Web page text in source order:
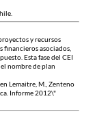
y recursos
asociados,
Esta fase del CEI
nombre de plan
Lemaitre, M., Zenteno
Informe 2012\"